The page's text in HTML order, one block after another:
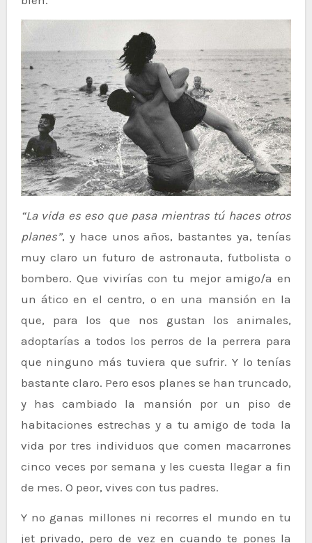
“La vida es eso que pasa mientras tú haces otros
planes”, y hace unos años, bastantes ya, tenías
muy claro un futuro de astronauta, futbolista o
bombero. Que vivirías con tu mejor amigo/a en
un ático en el centro, o en una mansión en la
que, para los que nos gustan los animales,
adoptarías a todos los perros de la perrera para
que ninguno más tuviera que sufrir. Y lo tenías
bastante claro. Pero esos planes se han truncado,
y has cambiado la mansión por un piso de
habitaciones estrechas y a tu amigo de toda la
vida por tres individuos que comen macarrones
cinco veces por semana y les cuesta llegar a fin
de mes. O peor, vives con tus padres.
Y no ganas millones ni recorres el mundo en tu
jet privado, pero de vez en cuando te pones la